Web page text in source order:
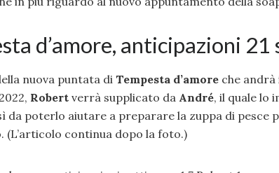
d’amore, anticipazioni
nuova puntata di Tempesta d’amore che andrà
Robert verrà supplicato da André, il quale lo
da poterlo aiutare a preparare la zuppa di pesce
(L’articolo continua dopo la foto.)